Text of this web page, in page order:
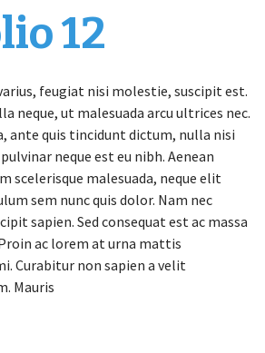
12
feugiat nisi molestie, suscipit est.
neque, ut malesuada arcu ultrices nec.
ante quis tincidunt dictum, nulla nisi
neque est eu nibh. Aenean
scelerisque malesuada, neque elit
sem nunc quis dolor. Nam nec
sapien. Sed consequat est ac massa
ac lorem at urna mattis
Curabitur non sapien a velit
Mauris